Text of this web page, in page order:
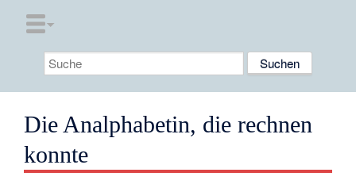
Die Analphabetin, die rechnen
konnte